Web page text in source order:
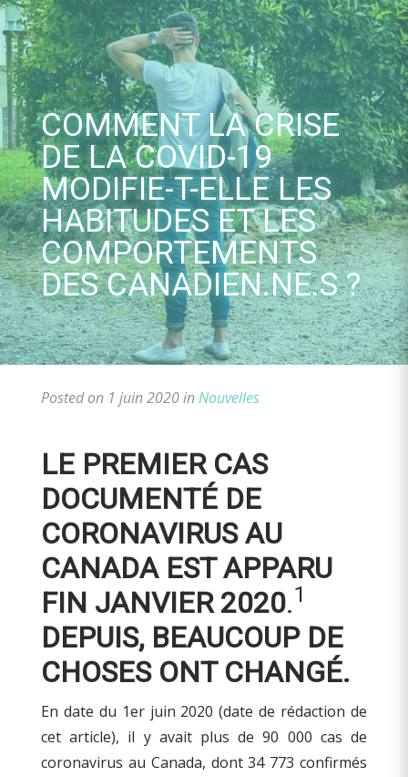
Skip
to
content
COMMENT LA CRISE
DE LA COVID-19
MODIFIE-T-ELLE LES
HABITUDES ET LES
COMPORTEMENTS
DES CANADIEN.NE.S ?
Posted on 1 juin 2020 inNouvelles
LE PREMIER CAS
DOCUMENTÉ DE
CORONAVIRUS AU
CANADA EST APPARU
FIN JANVIER 2020.1
DEPUIS, BEAUCOUP DE
CHOSES ONT CHANGÉ.
En date du 1er juin 2020 (date de rédaction de
cet article), il y avait plus de 90 000 cas de
coronavirus au Canada, dont 34 773 confirmés